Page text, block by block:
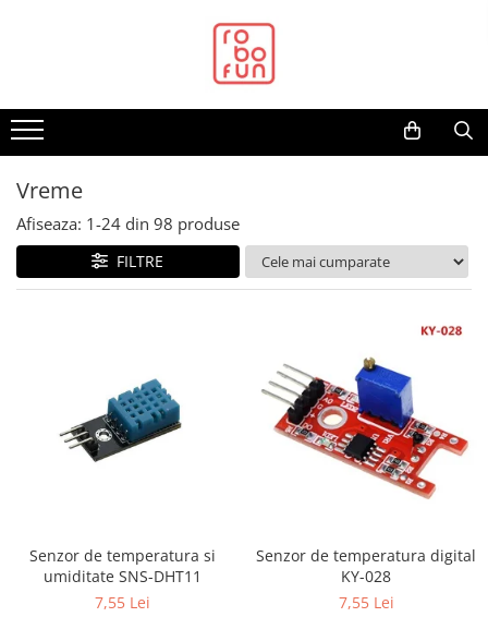
Arduino Original
Arduino Compatibil
Raspberry PI
Alimentare
Racire
Cabluri si Conectori
Camera
Adaptoare si convertoare
Vreme
Afiseaza: 1-24 din 98 produse
FILTRE
Senzor de temperatura si
umiditate SNS-DHT11
7,55 Lei
Senzor de temperatura digital
KY-028
7,55 Lei